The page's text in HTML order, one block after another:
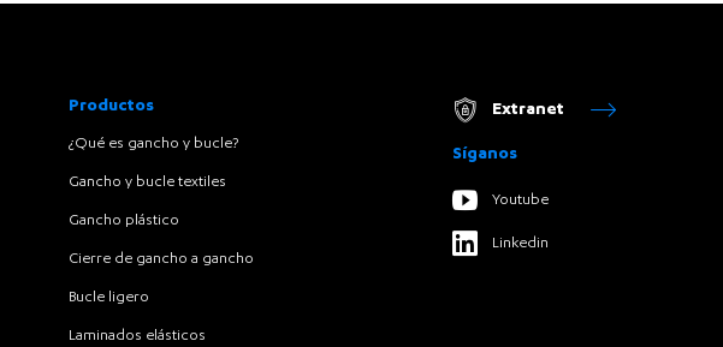
Productos
¿Qué es gancho y bucle?
Gancho y bucle textiles
Gancho plástico
Cierre de gancho a gancho
Bucle ligero
Laminados elásticos
Extranet
Síganos
Youtube
Linkedin